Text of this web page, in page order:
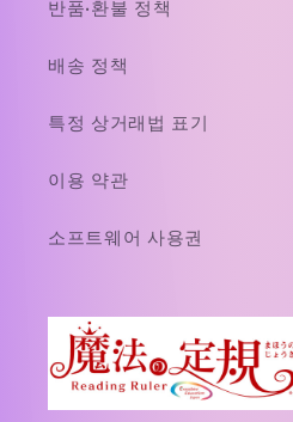
반품·환불 정책
배송 정책
특정 상거래법 표기
이용 약관
소프트웨어 사용권